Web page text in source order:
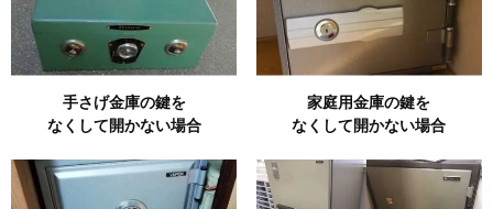
手さげ金庫の鍵を
なくして開かない場合
家庭用金庫の鍵を
なくして開かない場合